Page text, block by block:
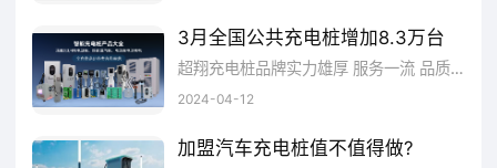
3月全国公共充电桩增加8.3万台
超翔充电桩品牌实力雄厚 服务一流 品质优良！
2024-04-12
加盟汽车充电桩值不值得做?